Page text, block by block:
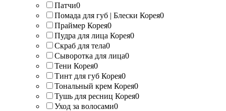
Патчи0
Помада для губ | Блески Корея0
Праймер Корея0
Пудра для лица Корея0
Скраб для тела0
Сыворотка для лица0
Тени Корея0
Тинт для губ Корея0
Тональный крем Корея0
Тушь для ресниц Корея0
Уход за волосами0